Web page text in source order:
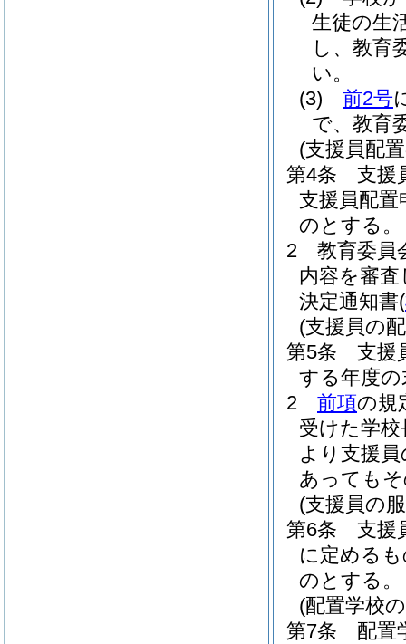
生徒の生
し、教育
い。
(3)
前2号
で、教育
(支援員配
第4条
支援
支援員配置
のとする。
2
教育委員
内容を審査
決定通知書(
(支援員の
第5条
支援
する年度
2
前項の規
受けた学校
より支援
あっても
(支援員の
第6条
支援
に定める
のとする。
(配置学校
第7条
配置